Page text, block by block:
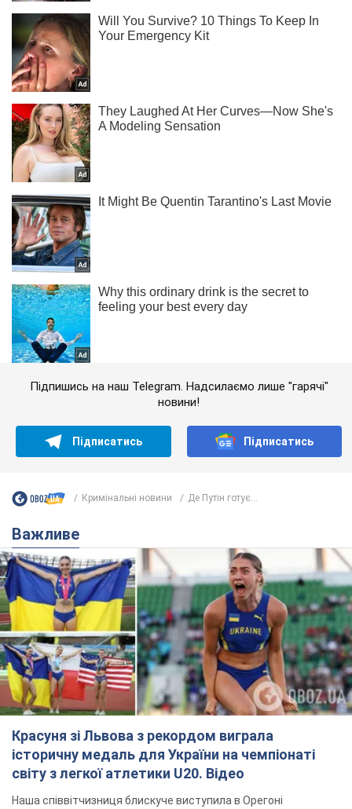
Підпишись на наш Telegram. Надсилаємо лише "гарячі"
новини!
Підписатись Підписатись
Кримінальні новини Де Путін готує...
Важливе
Красуня зі Львова з рекордом виграла
історичну медаль для України на чемпіонаті
світу з легкої атлетики U20. Відео
Наша співвітчизниця блискуче виступила в Орегоні